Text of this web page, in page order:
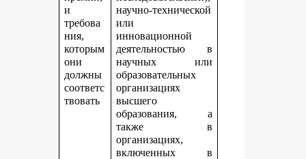
и
требова
ния,
которым
они
должны
соответс
твовать
научно-технической
или
инновационной
деятельностью в
научных или
образовательных
организациях
высшего
образования, а
также в
организациях,
включенных в